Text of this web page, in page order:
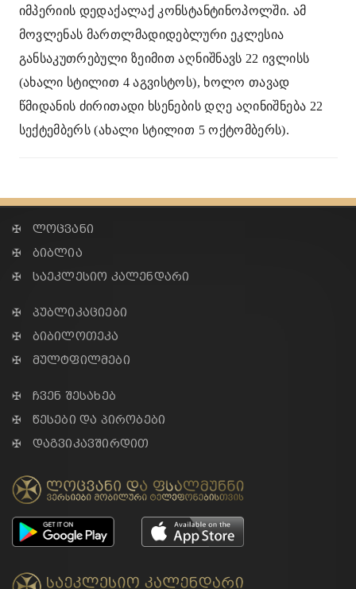
იმპერიის დედაქალაქ კონსტანტინოპოლში. ამ
მოვლენას მართლმადიდებლური ეკლესია
განსაკუთრებული ზეიმით აღნიშნავს 22 ივლისს
(ახალი სტილით 4 აგვისტოს), ხოლო თავად
წმიდანის ძირითადი ხსენების დღე აღინიშნება 22
სექტემბერს (ახალი სტილით 5 ოქტომბერს).
✠ ლოცვანი
✠ ბიბლია
✠ საეკლესიო კალენდარი
✠ პუბლიკაციები
✠ ბიბილოთეკა
✠ მულტფილმები
✠ ჩვენ შესახებ
✠ წესები და პირობები
✠ დაგვიკავშირდით